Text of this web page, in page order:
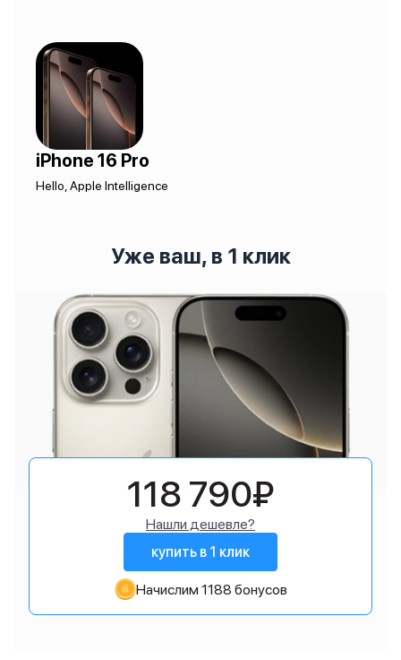
iPhone 16 Pro
Hello, Apple Intelligence
Уже ваш, в 1 клик
118 790₽
Нашли дешевле?
купить в 1 клик
Начислим 1188 бонусов